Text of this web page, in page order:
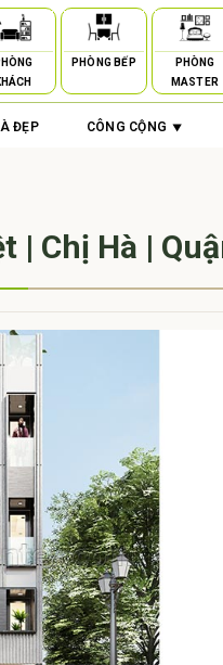
PHÒNG BẾP
PHÒNG
MASTER
ĐẸP CÔNG CỘNG
| Chị Hà |